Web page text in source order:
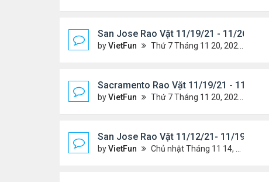
San Jose Rao Vặt 11/19/21 - 11/26/21
byVietFun Thứ 7 Tháng 11 20, 2021 10:30 am
Sacramento Rao Vặt 11/19/21 - 11/26/21
byVietFun Thứ 7 Tháng 11 20, 2021 10:22 am
San Jose Rao Vặt 11/12/21- 11/19/21
byVietFun Chủ nhật Tháng 11 14, 2021 8:16 pm